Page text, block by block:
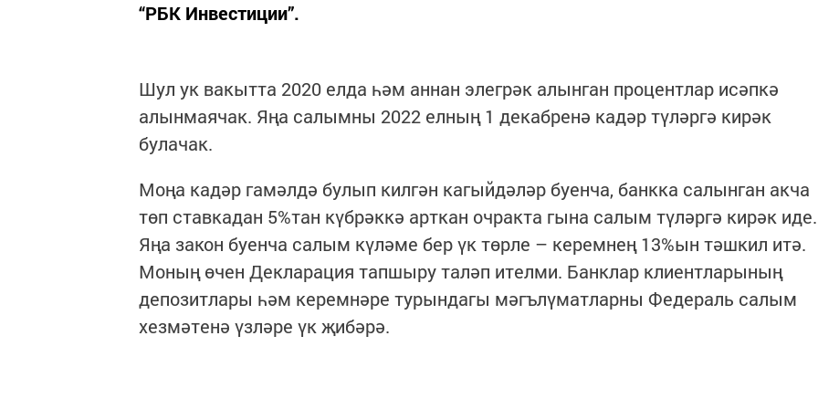
“РБК Инвестиции”.
Шул ук вакытта 2020 елда һәм аннан элегрәк алынган процентлар исәпкә
алынмаячак. Яңа салымны 2022 елның 1 декабренә кадәр түләргә кирәк
булачак.
Моңа кадәр гамәлдә булып килгән кагыйдәләр буенча, банкка салынган акча
төп ставкадан 5%тан күбрәккә арткан очракта гына салым түләргә кирәк иде.
Яңа закон буенча салым күләме бер үк төрле – керемнең 13%ын тәшкил итә.
Моның өчен Декларация тапшыру таләп ителми. Банклар клиентларының
депозитлары һәм керемнәре турындагы мәгълүматларны Федераль салым
хезмәтенә үзләре үк җибәрә.